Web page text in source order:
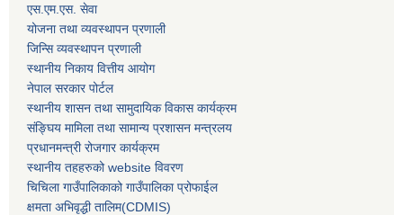
एस.एम.एस. सेवा
योजना तथा व्यवस्थापन प्रणाली
जिन्सि व्यवस्थापन प्रणाली
स्थानीय निकाय वित्तीय आयोग
नेपाल सरकार पोर्टल
स्थानीय शासन तथा सामुदायिक विकास कार्यक्रम
संङ्घिय मामिला तथा सामान्य प्रशासन मन्त्रलय
प्रधानमन्त्री रोजगार कार्यक्रम
स्थानीय तहहरुको website विवरण
चिचिला गाउँपालिकाको गाउँपालिका प्रोफाईल
क्षमता अभिवृद्धी तालिम(CDMIS)